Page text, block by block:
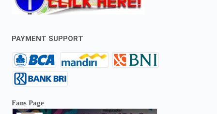
PAYMENT SUPPORT
Fans Page